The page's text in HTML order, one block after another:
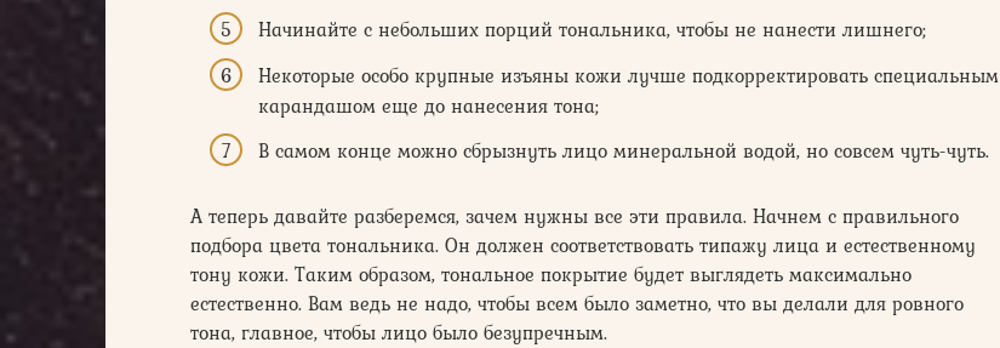
Начинайте с небольших порций тональника, чтобы не нанести лишнего;
Некоторые особо крупные изъяны кожи лучше подкорректировать специальным
карандашом еще до нанесения тона;
В самом конце можно сбрызнуть лицо минеральной водой, но совсем чуть-чуть.
А теперь давайте разберемся, зачем нужны все эти правила. Начнем с правильного
подбора цвета тональника. Он должен соответствовать типажу лица и естественному
тону кожи. Таким образом, тональное покрытие будет выглядеть максимально
естественно. Вам ведь не надо, чтобы всем было заметно, что вы делали для ровного
тона, главное, чтобы лицо было безупречным.